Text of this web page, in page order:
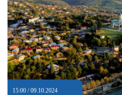
15:00 / 09.10.2024